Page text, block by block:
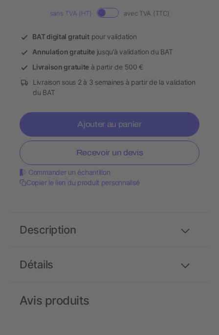
sans TVA (HT) avec TVA (TTC)
BAT digital gratuitpour validation
Annulation gratuitejusqu’à validation du BAT
Livraison gratuite à partir de 500 €
Livraison sous 2 à 3 semaines à partir de la validation
du BAT
Ajouter au panier
Recevoir un devis
Commander un échantillon
Copier le lien du produit personnalisé
Détails
Description
Avis produits